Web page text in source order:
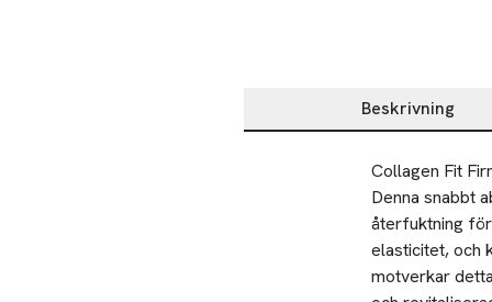
Beskrivning
Beskrivning
Collagen Fit
Denna snabbt
återfuktning
elasticitet, och
motverkar